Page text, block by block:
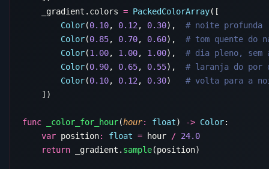
    _gradient.colors
= PackedColorArray
        Color
(0.10, 0.12 , 0.30),
        Color
(0.85, 0.70, 0.60),
        Color
(1.00, 1.00, 1.00),
        Color
(0.90, 0.65, 0.55),
        Color
(0.10, 0.12 , 0.30)
func _color_for_hour(hour: float) -> Color
    var
position: float = hour /
    return
_gradient. sample